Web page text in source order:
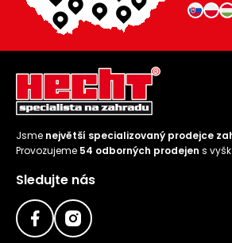
Jsme největší specializovaný prodejce
Provozujeme 54 odborných prodejen s
Sledujte nás